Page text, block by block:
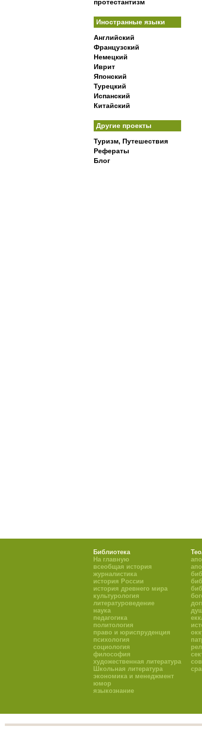
протестантизм
Иностранные языки
Английский
Французский
Немецкий
Иврит
Японский
Турецкий
Испанский
Китайский
Другие проекты
Туризм, Путешествия
Рефераты
Блог
Библиотека
На главную
всеобщая история
журналистика
история России
история древнего мира
культурология
литературоведение
наука
педагогика
политология
право и юриспруденция
психология
социология
философия
художественная литература
Школьная литература
экономика и менеджмент
юмор
языкознание